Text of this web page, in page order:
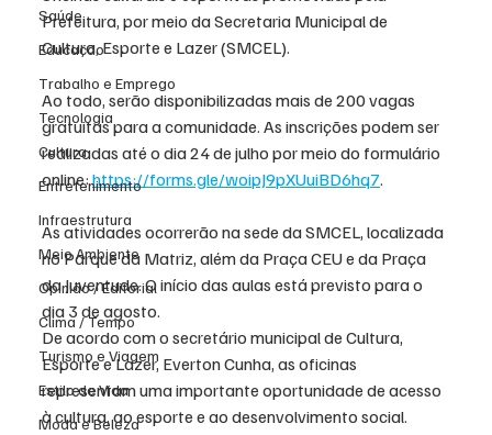
Saúde
Educação
Trabalho e Emprego
Tecnologia
Cultura
Entretenimento
Infraestrutura
Meio Ambiente
Opinião / Editorial
Clima / Tempo
Turismo e Viagem
Estilo de Vida
Moda e Beleza
Prefeitura, por meio da Secretaria Municipal de
Cultura, Esporte e Lazer (SMCEL).
Ao todo, serão disponibilizadas mais de 200 vagas
gratuitas para a comunidade. As inscrições podem ser
realizadas até o dia 24 de julho por meio do formulário
online: https://forms.gle/woipJ9pXUuiBD6hq7.
As atividades ocorrerão na sede da SMCEL, localizada
no Parque da Matriz, além da Praça CEU e da Praça
da Juventude. O início das aulas está previsto para o
dia 3 de agosto.
De acordo com o secretário municipal de Cultura,
Esporte e Lazer, Everton Cunha, as oficinas
representam uma importante oportunidade de acesso
à cultura, ao esporte e ao desenvolvimento social.